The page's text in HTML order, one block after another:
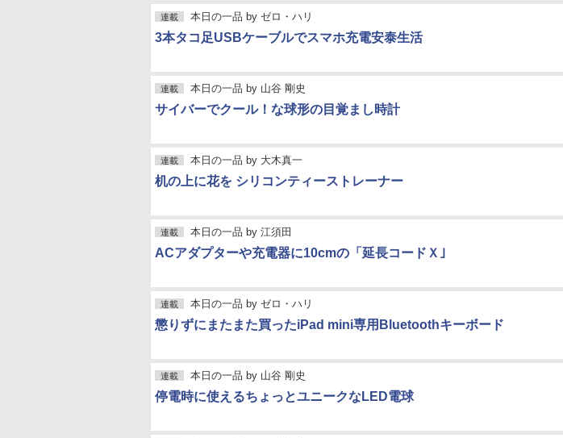
連載 本日の一品 by ゼロ・ハリ
3本タコ足USBケーブルでスマホ充電安泰生活
連載 本日の一品 by 山谷 剛史
サイバーでクール！な球形の目覚まし時計
連載 本日の一品 by 大木真一
机の上に花を シリコンティーストレーナー
連載 本日の一品 by 江須田
ACアダプターや充電器に10cmの「延長コードＸ｣
連載 本日の一品 by ゼロ・ハリ
懲りずにまたまた買ったiPad mini専用Bluetoothキーボード
連載 本日の一品 by 山谷 剛史
停電時に使えるちょっとユニークなLED電球